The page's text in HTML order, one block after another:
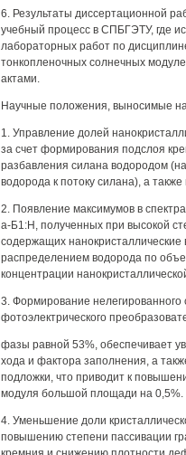
6. Результаты диссертационной
учебный процесс в СПБГЭТУ, где
лабораторных работ по
тонкопленочных солнечных
актами.
Научные положения, выносимые
1. Управление долей
за счет формирования подслоя
разбавления силана водородом
водорода к потоку силана), а
2. Появление максимумов в
а-Б1:Н, полученных при высокой
содержащих
распределением водорода по
концентрации
3. Формирование нелегированного
фотоэлектрического
фазы равной 53%, обеспечивает
хода и фактора заполнения, а
подложки, что приводит к
модуля большой площади на 0,5%.
4. Уменьшение доли
повышению степени пассивации